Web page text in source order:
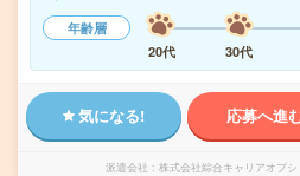
年齢層
20代
30代
気になる! 応募へ進
派遣会社 株式会社綜合キャリアオプ